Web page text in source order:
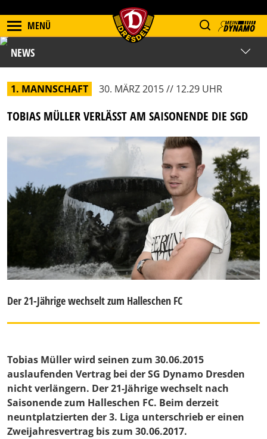
MENÜ
NEWS
1. MANNSCHAFT 30. MÄRZ 2015 // 12.29 UHR
TOBIAS MÜLLER VERLÄSST AM SAISONENDE DIE SGD
Der 21-Jährige wechselt zum Halleschen FC
Tobias Müller wird seinen zum 30.06.2015
auslaufenden Vertrag bei der SG Dynamo Dresden
nicht verlängern. Der 21-Jährige wechselt nach
Saisonende zum Halleschen FC. Beim derzeit
neuntplatzierten der 3. Liga unterschrieb er einen
Zweijahresvertrag bis zum 30.06.2017.